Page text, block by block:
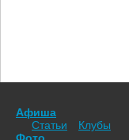
Афиша
Статьи
Клубы